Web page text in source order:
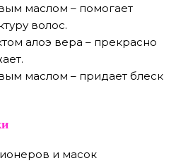
маслом – помогает
волос.
алоэ вера – прекрасно
маслом – придает блеск
и масок